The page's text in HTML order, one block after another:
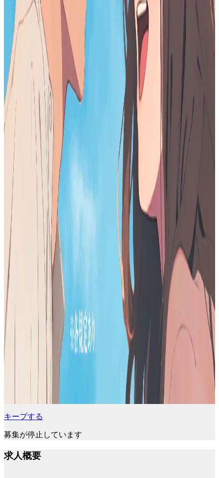
キープする
募集が停止しています
求人概要